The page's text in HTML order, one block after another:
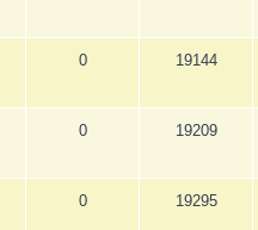
0 19144
0 19209
0 19295